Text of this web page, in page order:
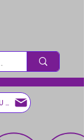
Contact Us